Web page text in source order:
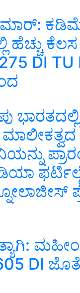
ಕೆಲಸ
DI TU
ಭಾರತದಲ್ಲಿ
DI